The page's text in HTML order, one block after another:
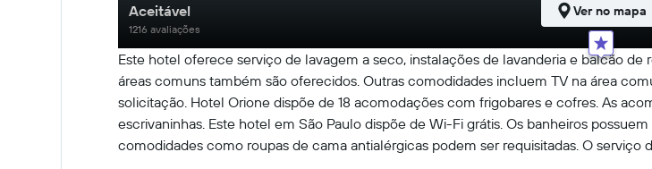
Este hotel oferece serviço de lavagem a seco, instalações de lavanderia e balcão
áreas comuns também são oferecidos. Outras comodidades incluem TV na área
solicitação. Hotel Orione dispõe de 18 acomodações com frigobares e cofres. As
escrivaninhas. Este hotel em São Paulo dispõe de Wi-Fi grátis. Os banheiros
comodidades como roupas de cama antialérgicas podem ser requisitadas. O
Aceitável
1216 avaliações
Ver no mapa